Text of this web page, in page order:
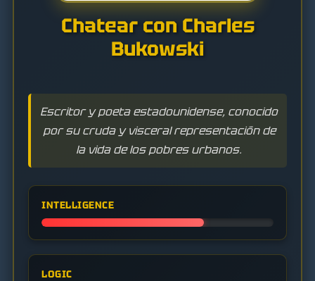
Chatear con Charles
Bukowski
Escritor y poeta estadounidense, conocido
por su cruda y visceral representación de
la vida de los pobres urbanos.
INTELLIGENCE
LOGIC